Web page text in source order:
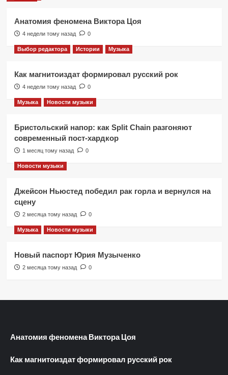
Анатомия феномена Виктора Цоя
4 недели тому назад 0
Выбор редактора Истории Музыка
Как магнитоиздат формировал русский рок
4 недели тому назад 0
Музыка Новости музыки
Бристольский напор: как Split Chain разгоняют
современный пост-хардкор
1 месяц тому назад 0
Новости музыки
Джейсон Ньюстед победил рак горла и вернулся на
сцену
2 месяца тому назад 0
Музыка Новости музыки
Новый паспорт Юрия Музыченко
2 месяца тому назад 0
Анатомия феномена Виктора Цоя
Как магнитоиздат формировал русский рок